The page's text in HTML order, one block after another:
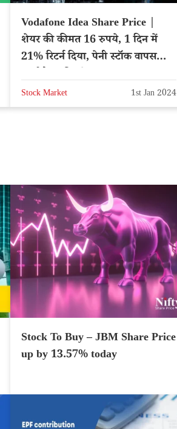
Vodafone Idea Share Price |
शेयर की कीमत 16 रुपये, 1 दिन में
21% रिटर्न दिया, पेनी स्टॉक वापस
Stock Market 1st Jan 2024
Stock To Buy – JBM Share Price
up by 13.57% today